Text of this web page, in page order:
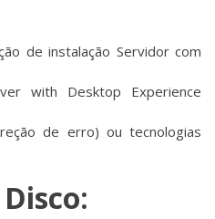
de instalação Servidor com
with Desktop Experience
de erro) ou tecnologias